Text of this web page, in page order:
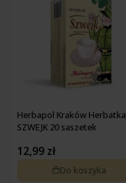
Herbapol Kraków Herbatka
SZWEJK 20 saszetek
12,99 zł
Do koszyka